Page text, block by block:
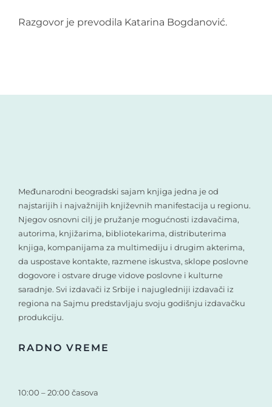
Razgovor je prevodila Katarina Bogdanović.
Međunarodni beogradski sajam knjiga jedna je od
najstarijih i najvažnijih književnih manifestacija u regionu.
Njegov osnovni cilj je pružanje mogućnosti izdavačima,
autorima, knjižarima, bibliotekarima, distributerima
knjiga, kompanijama za multimediju i drugim akterima,
da uspostave kontakte, razmene iskustva, sklope poslovne
dogovore i ostvare druge vidove poslovne i kulturne
saradnje. Svi izdavači iz Srbije i najugledniji izdavači iz
regiona na Sajmu predstavljaju svoju godišnju izdavačku
produkciju.
RADNO VREME
10:00 – 20:00 časova